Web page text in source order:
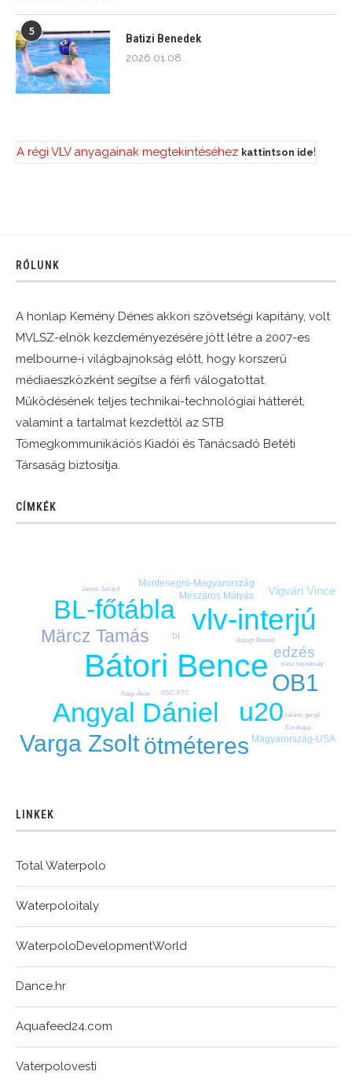
5
Batizi Benedek
2026.01.08.
A régi VLV anyagainak megtekintéséhez kattintson ide!
RÓLUNK
A honlap Kemény Dénes akkori szövetségi kapitány, volt
MVLSZ-elnök kezdeményezésére jött létre a 2007-es
melbourne-i világbajnokság előtt, hogy korszerű
médiaeszközként segítse a férfi válogatottat.
Működésének teljes technikai-technológiai hátterét,
valamint a tartalmat kezdettől az STB
Tömegkommunikációs Kiadói és Tanácsadó Betéti
Társaság biztosítja.
CÍMKÉK
Bátori Bence
vlv-interjú
Angyal Dániel
BL-főtábla
u20
OB1
Varga Zsolt ötméteres
Märcz Tamás
edzés
Vigvári Vince
bl
Magyarország-USA
Montenegró-Magyarország
Mészáros Mátyás
Balogh Botond
Eurokupa
Jansik Szilárd
Nagy Ákos
olasz bajnokság
OSC-FTC
zalánki gergő
LINKEK
Total Waterpolo
Waterpoloitaly
WaterpoloDevelopmentWorld
Dance.hr
Aquafeed24.com
Vaterpolovesti